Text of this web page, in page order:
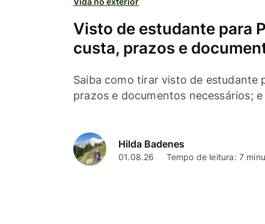
Visto de estudante para
custa, prazos e
Saiba como tirar visto de estudante
prazos e documentos necessários;
Hilda Badenes
01.08.26 Tempo de leitura: 7